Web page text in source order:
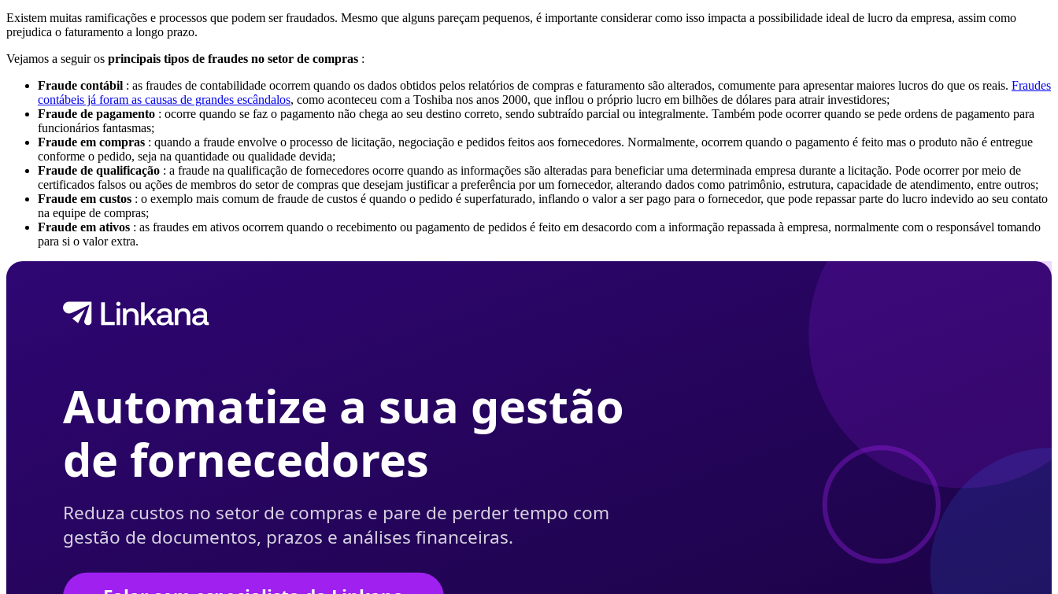
Existem muitas ramificações e processos que podem ser fraudados. Mesmo que alguns pareçam pequenos, é importante considerar como isso impacta a possibilidade ideal de lucro da empresa, assim como
prejudica o faturamento a longo prazo.
Vejamos a seguir os principais tipos de fraudes no setor de compras :
Fraude contábil : as fraudes de contabilidade ocorrem quando os dados obtidos pelos relatórios de compras e faturamento são alterados, comumente para apresentar maiores lucros do que os reais. Fraudes
contábeis já foram as causas de grandes escândalos, como aconteceu com a Toshiba nos anos 2000, que inflou o próprio lucro em bilhões de dólares para atrair investidores;
Fraude de pagamento : ocorre quando se faz o pagamento não chega ao seu destino correto, sendo subtraído parcial ou integralmente. Também pode ocorrer quando se pede ordens de pagamento para
funcionários fantasmas;
Fraude em compras : quando a fraude envolve o processo de licitação, negociação e pedidos feitos aos fornecedores. Normalmente, ocorrem quando o pagamento é feito mas o produto não é entregue
conforme o pedido, seja na quantidade ou qualidade devida;
Fraude de qualificação : a fraude na qualificação de fornecedores ocorre quando as informações são alteradas para beneficiar uma determinada empresa durante a licitação. Pode ocorrer por meio de
certificados falsos ou ações de membros do setor de compras que desejam justificar a preferência por um fornecedor, alterando dados como patrimônio, estrutura, capacidade de atendimento, entre outros;
Fraude em custos : o exemplo mais comum de fraude de custos é quando o pedido é superfaturado, inflando o valor a ser pago para o fornecedor, que pode repassar parte do lucro indevido ao seu contato
na equipe de compras;
Fraude em ativos : as fraudes em ativos ocorrem quando o recebimento ou pagamento de pedidos é feito em desacordo com a informação repassada à empresa, normalmente com o responsável tomando
para si o valor extra.